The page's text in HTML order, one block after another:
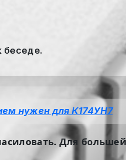
беседе.
нужен для К174УН7
Для